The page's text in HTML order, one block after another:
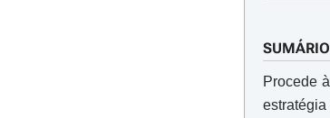
SUMÁRIO
Procede
estratégia